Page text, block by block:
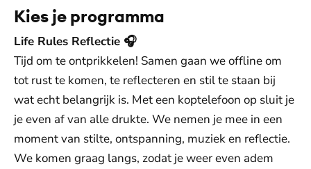
Kies je programma
Life Rules Reflectie 🎧
Tijd om te ontprikkelen! Samen gaan we offline om
tot rust te komen, te reflecteren en stil te staan bij
wat echt belangrijk is. Met een koptelefoon op sluit je
je even af van alle drukte. We nemen je mee in een
moment van stilte, ontspanning, muziek en reflectie.
We komen graag langs, zodat je weer even adem